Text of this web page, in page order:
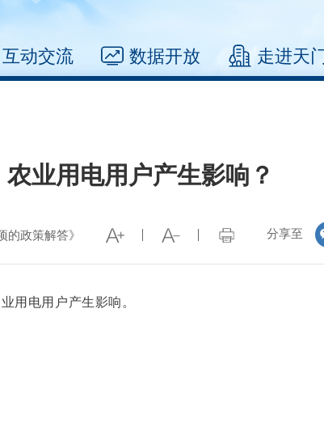
互动交流 数据开放 走进天
业用电用户产生影响？
分享至
政策解答》
用电用户产生影响。